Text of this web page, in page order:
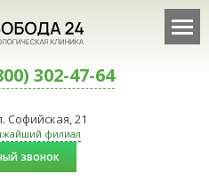
302-47-64
Софийская, 21
филиал
звонок